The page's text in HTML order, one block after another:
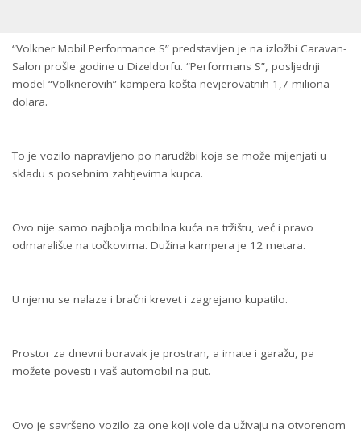
“Volkner Mobil Performance S” predstavljen je na izložbi Caravan-
Salon prošle godine u Dizeldorfu. “Performans S”, posljednji
model “Volknerovih” kampera košta nevjerovatnih 1,7 miliona
dolara.
To je vozilo napravljeno po narudžbi koja se može mijenjati u
skladu s posebnim zahtjevima kupca.
Ovo nije samo najbolja mobilna kuća na tržištu, već i pravo
odmaralište na točkovima. Dužina kampera je 12 metara.
U njemu se nalaze i bračni krevet i zagrejano kupatilo.
Prostor za dnevni boravak je prostran, a imate i garažu, pa
možete povesti i vaš automobil na put.
Ovo je savršeno vozilo za one koji vole da uživaju na otvorenom